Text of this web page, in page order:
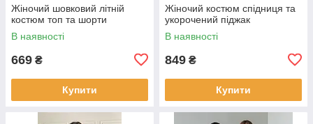
Жіночий шовковий літній
костюм топ та шорти
В наявності
669 ₴
Купити
Жіночий костюм спідниця та
укорочений піджак
В наявності
849 ₴
Купити